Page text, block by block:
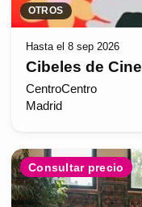
OTROS
Hasta el 8 sep 2026
Cibeles de Cine
CentroCentro
Madrid
Consultar precio